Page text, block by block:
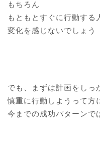
もちろん
もともとすぐに行動する
変化を感じないでしょう
でも、まずは計画をしっ
慎重に行動しようって方
今までの成功パターンで